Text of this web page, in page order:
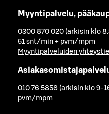
Myyntipalvelu,
0300 870 020 (arkisin klo
51 snt/min + pvm/mpm
Myyntipalveluiden
010 76 5858 (arkisin klo 9-
pvm/mpm